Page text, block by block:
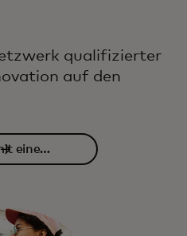
qualifizierter
auf den
einem